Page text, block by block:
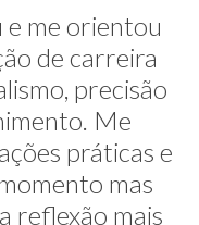
e me orientou
de carreira
precisão
Me
práticas e
mas
reflexão mais
de sua
me mostrou
transição de
uma maneira
exerço uma
antes. Meus